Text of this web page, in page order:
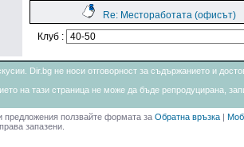
Re: Местоработата (офисът)
Клуб :
Dir.bg не носи отговорност за съдържанието и
на тази страница не може да бъде репродуцирана,
предложения ползвайте формата за Обратна връзка |
запазени.